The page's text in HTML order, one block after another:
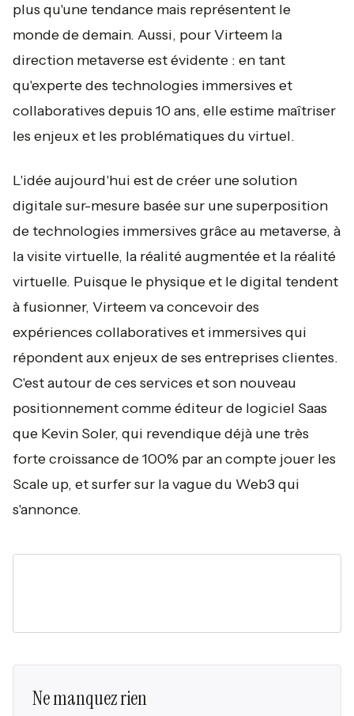
plus qu'une tendance mais représentent le
monde de demain. Aussi, pour Virteem la
direction metaverse est évidente : en tant
qu'experte des technologies immersives et
collaboratives depuis 10 ans, elle estime maîtriser
les enjeux et les problématiques du virtuel.
L'idée aujourd'hui est de créer une solution
digitale sur-mesure basée sur une superposition
de technologies immersives grâce au metaverse, à
la visite virtuelle, la réalité augmentée et la réalité
virtuelle. Puisque le physique et le digital tendent
à fusionner, Virteem va concevoir des
expériences collaboratives et immersives qui
répondent aux enjeux de ses entreprises clientes.
C'est autour de ces services et son nouveau
positionnement comme éditeur de logiciel Saas
que Kevin Soler, qui revendique déjà une très
forte croissance de 100% par an compte jouer les
Scale up, et surfer sur la vague du Web3 qui
s'annonce.
Ne manquez rien